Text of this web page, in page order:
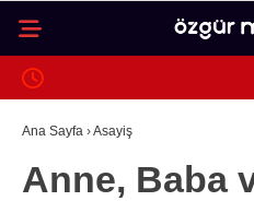
GALERİ
MALATYA
Ana Sayfa ›Asayiş
Anne, Baba